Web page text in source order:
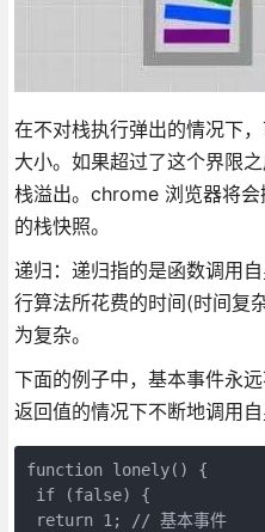
在不对栈执行弹出的情况下
大小。如果超过了这个界限
栈溢出。chrome 浏览器将
的栈快照。
递归：递归指的是函数调用
行算法所花费的时间(时间复
为复杂。
下面的例子中，基本事件永
返回值的情况下不断地调用自
function lonely() {
if (false) {
return 1; // 基本事件